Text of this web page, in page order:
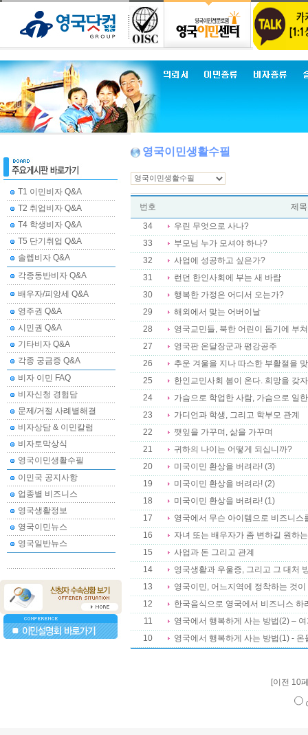
T1 이민비자 Q&A
T2 취업비자 Q&A
T4 학생비자 Q&A
T5 단기취업 Q&A
솔렙비자 Q&A
각종동반비자 Q&A
배우자/피앙세 Q&A
영주권 Q&A
시민권 Q&A
기타비자 Q&A
각종 궁금증 Q&A
비자 이민 FAQ
비자신청 경험담
문제/거절 사례별해결
비자상담 & 이민칼럼
비자토막상식
영국이민생활수필
이민국 공지사항
업종별 비즈니스
영국생활정보
영국이민뉴스
영국일반뉴스
영국이민생활수필
번호
제목
34
우린 무엇으로 사나?
33
부모님 누가 모셔야 하나?
32
사업에 성공하고 싶은가?
31
런던 한인사회에 부는 새 바람
30
행복한 가정은 어디서 오는가?
29
해외에서 맞는 어버이날
28
영국교민들, 북한 어린이 돕기에 부쳐
27
영국판 온달장군과 평강공주
26
추운 겨울을 지나 따스한 부활절을
25
한인교민사회 봄이 온다. 희망을 갖
24
가슴으로 학업한 사람, 가슴으로 일
23
가디언과 학생, 그리고 학부모 관계
22
깻잎을 가꾸며, 삶을 가꾸며
21
귀하의 나이는 어떻게 되십니까?
20
미국이민 환상을 버려라! (3)
19
미국이민 환상을 버려라! (2)
18
미국이민 환상을 버려라! (1)
17
영국에서 무슨 아이템으로 비즈니스
16
자녀 또는 배우자가 좀 변하길 원하
15
사업과 돈 그리고 관계
14
영국생활과 우울증, 그리고 그 대처
13
영국이민, 어느지역에 정착하는 것
12
한국음식으로 영국에서 비즈니스 하
11
영국에서 행복하게 사는 방법(2) –
10
영국에서 행복하게 사는 방법(1) - 온
[이전